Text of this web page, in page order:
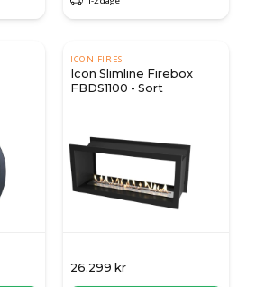
ICON FIRES
Icon Slimline Firebox
FBDS1100 - Sort
26.299 kr